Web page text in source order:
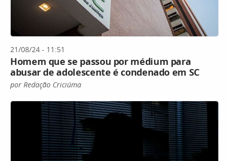
21/08/24 - 11:51
Homem que se passou por médium para
abusar de adolescente é condenado em SC
por Redação Criciúma